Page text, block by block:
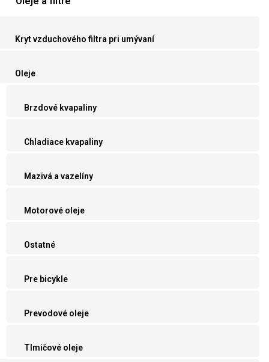
Kryt vzduchového filtra pri umývaní
Oleje
Brzdové kvapaliny
Chladiace kvapaliny
Mazivá a vazelíny
Motorové oleje
Ostatné
Pre bicykle
Prevodové oleje
Tlmičové oleje